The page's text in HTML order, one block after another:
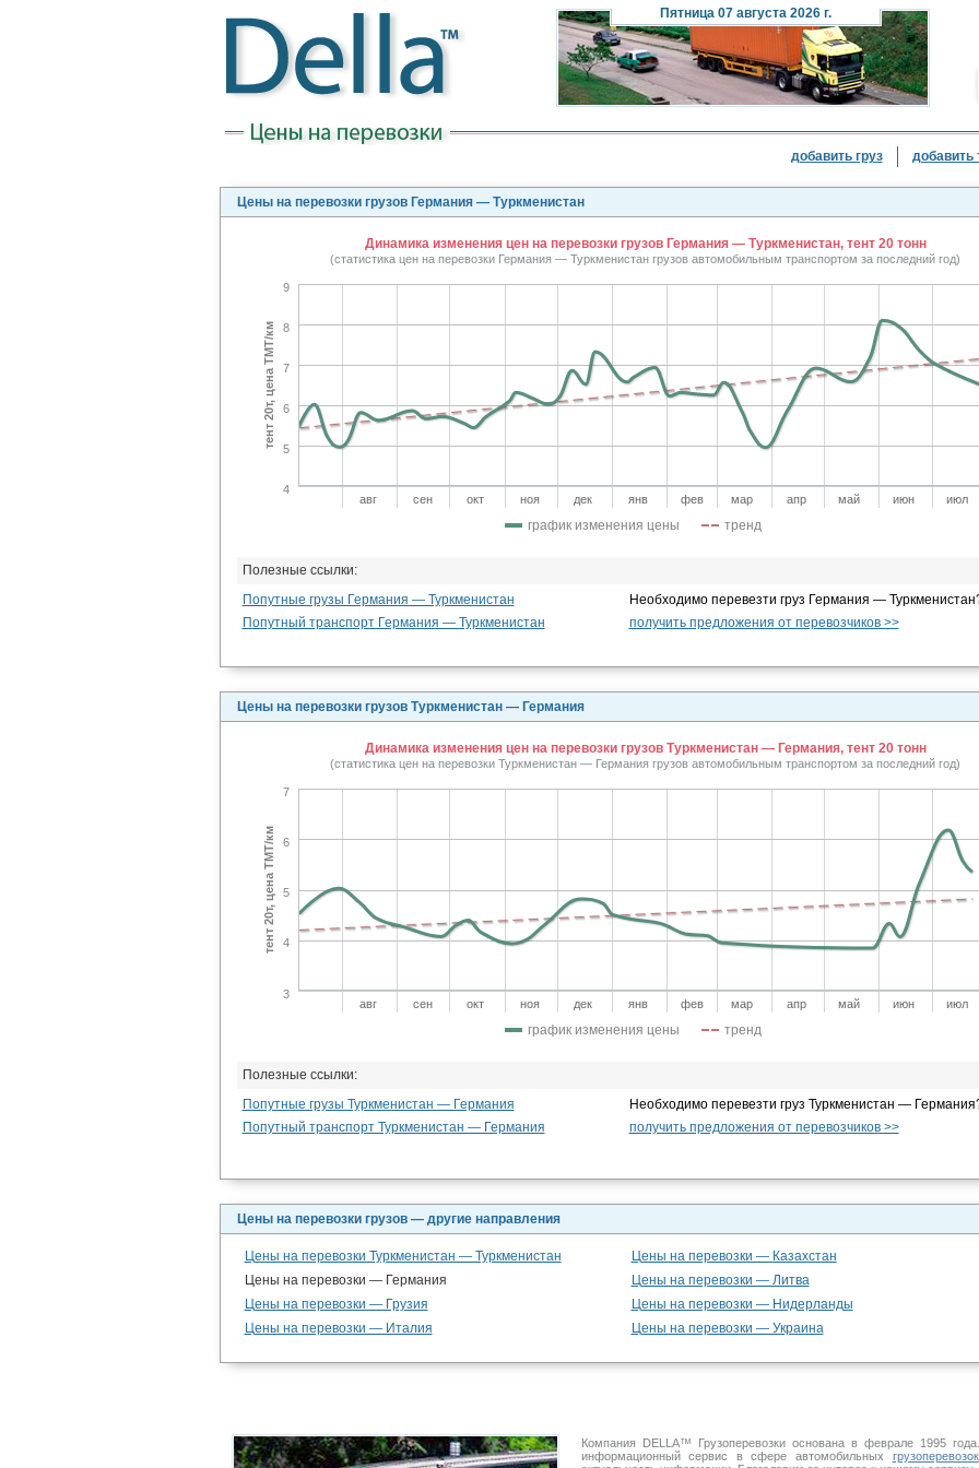
Пятница07 августа 2026 г.
добавить груз добавить
Цены на перевозки грузов Германия — Туркменистан
Динамика изменения цен на перевозки грузов Германия — Туркменистан, тент 20 тонн
(статистика цен на перевозки Германия — Туркменистан грузов автомобильным транспортом за последний год)
график изменения цены тренд
авг сен окт ноя дек янв фев мар апр май июн июл
4
5
6
7
8
9
тент 20т, цена TMT/км
Полезные ссылки:
Попутные грузы Германия — Туркменистан
Необходимо перевезти груз Германия —
Попутный транспорт Германия — Туркменистан
получить предложения от перевозчиков >>
Цены на перевозки грузов Туркменистан — Германия
Динамика изменения цен на перевозки грузов Туркменистан — Германия, тент 20 тонн
(статистика цен на перевозки Туркменистан — Германия грузов автомобильным транспортом за последний год)
график изменения цены тренд
авг сен окт ноя дек янв фев мар апр май июн июл
3
4
5
6
7
тент 20т, цена TMT/км
Полезные ссылки:
Попутные грузы Туркменистан — Германия
Необходимо перевезти груз Туркменистан —
Попутный транспорт Туркменистан — Германия
получить предложения от перевозчиков >>
Цены на перевозки грузов — другие направления
Цены на перевозки Туркменистан — Туркменистан
Цены на перевозки — Казахстан
Цены на перевозки — Германия
Цены на перевозки — Литва
Цены на перевозки — Грузия
Цены на перевозки — Нидерланды
Цены на перевозки — Италия
Цены на перевозки — Украина
Компания DELLA™ Грузоперевозки основана в феврале 1995
информационный сервис в сфере автомобильных грузоперевозок